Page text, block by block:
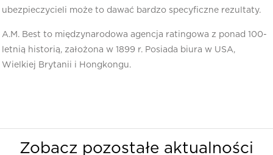
ubezpieczycieli może to dawać bardzo specyficzne rezultaty.
A.M. Best to międzynarodowa agencja ratingowa z ponad 100-
letnią historią, założona w 1899 r. Posiada biura w USA,
Wielkiej Brytanii i Hongkongu.
Zobacz pozostałe aktualności